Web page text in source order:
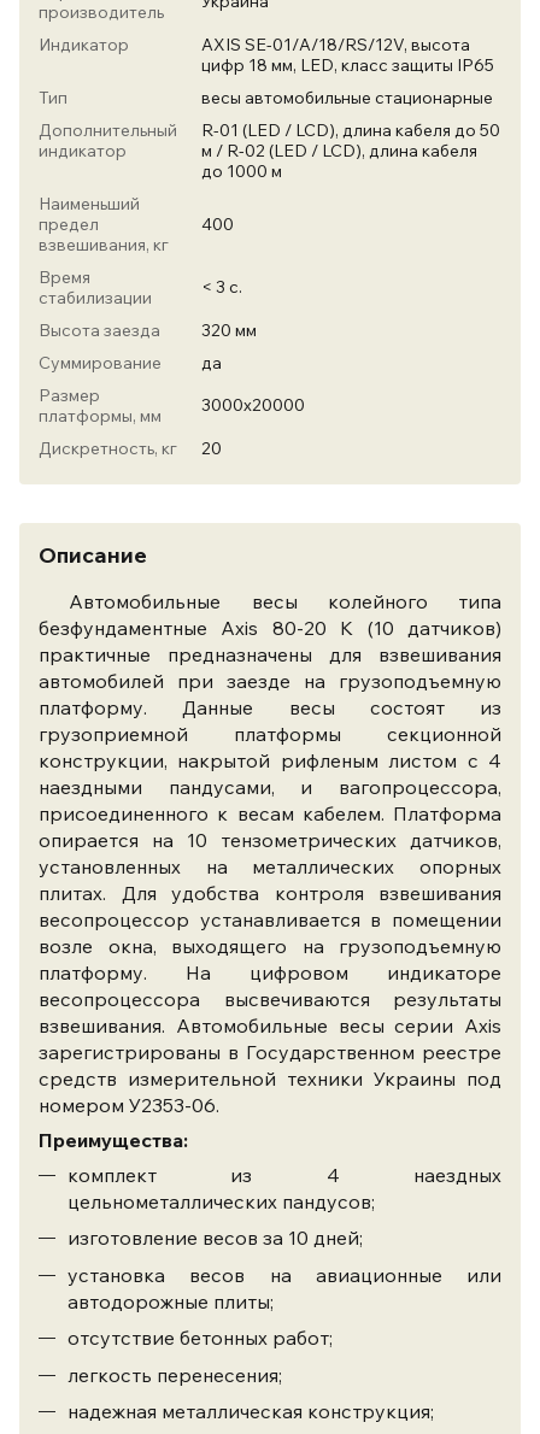
производитель
Индикатор
AXIS SE-01/А/18/RS/12V, высота
цифр 18 мм, LED, класс защиты IP65
Тип
весы автомобильные стационарные
Дополнительный
индикатор
R-01 (LED / LCD), длина кабеля до 50
м / R-02 (LED / LCD), длина кабеля
до 1000 м
Наименьший
предел
взвешивания, кг
400
Время
стабилизации
< 3 с.
Высота заезда
320 мм
Суммирование
да
Размер
платформы, мм
3000х20000
Дискретность, кг
20
Описание
Автомобильные весы колейного типа
безфундаментные Axis 80-20 К (10 датчиков)
практичные предназначены для взвешивания
автомобилей при заезде на грузоподъемную
платформу. Данные весы состоят из
грузоприемной платформы секционной
конструкции, накрытой рифленым листом с 4
наездными пандусами, и вагопроцессора,
присоединенного к весам кабелем. Платформа
опирается на 10 тензометрических датчиков,
установленных на металлических опорных
плитах. Для удобства контроля взвешивания
весопроцессор устанавливается в помещении
возле окна, выходящего на грузоподъемную
платформу. На цифровом индикаторе
весопроцессора высвечиваются результаты
взвешивания. Автомобильные весы серии Axis
зарегистрированы в Государственном реестре
средств измерительной техники Украины под
номером У2353-06.
Преимущества:
комплект из 4 наездных
цельнометаллических пандусов;
изготовление весов за 10 дней;
установка весов на авиационные или
автодорожные плиты;
отсутствие бетонных работ;
легкость перенесения;
надежная металлическая конструкция;